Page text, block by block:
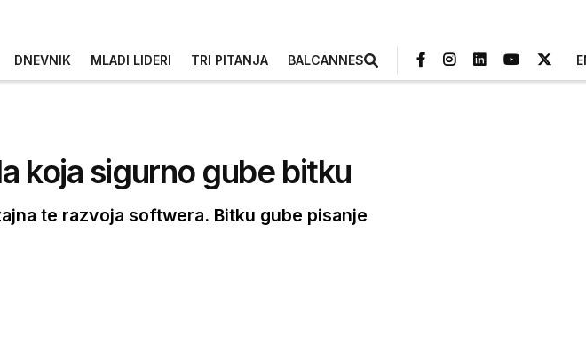
DNEVNIK MLADI LIDERI TRI PITANJA BALCANNES
koja sigurno gube bitku
te razvoja softwera. Bitku gube pisanje